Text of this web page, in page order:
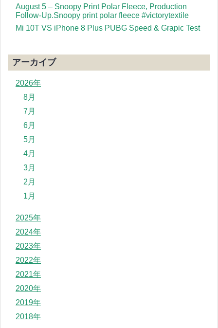
August 5 – Snoopy Print Polar Fleece, Production
Follow-Up.Snoopy print polar fleece #victorytextile
Mi 10T VS iPhone 8 Plus PUBG Speed & Grapic Test
アーカイブ
2026年
8月
7月
6月
5月
4月
3月
2月
1月
2025年
2024年
2023年
2022年
2021年
2020年
2019年
2018年